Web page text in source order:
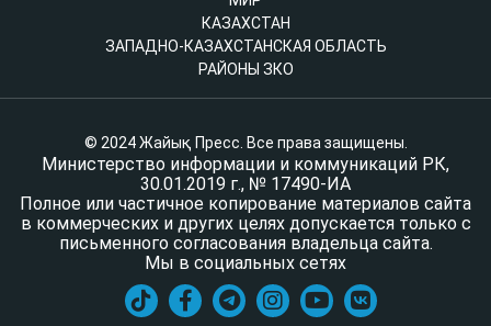
КАЗАХСТАН
ЗАПАДНО-КАЗАХСТАНСКАЯ ОБЛАСТЬ
РАЙОНЫ ЗКО
© 2024 Жайық Пресс. Все права защищены.
Министерство информации и коммуникаций РК,
30.01.2019 г., № 17490-ИА
Полное или частичное копирование материалов сайта
в коммерческих и других целях допускается только с
письменного согласования владельца сайта.
Мы в социальных сетях